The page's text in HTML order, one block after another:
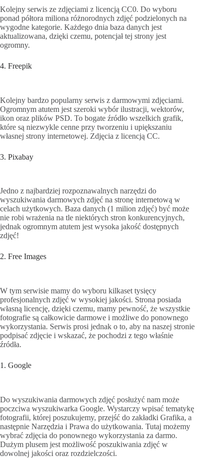
Kolejny serwis ze zdjęciami z licencją CC0. Do wyboru
ponad półtora miliona różnorodnych zdjęć podzielonych na
wygodne kategorie. Każdego dnia baza danych jest
aktualizowana, dzięki czemu, potencjał tej strony jest
ogromny.
4. Freepik
Kolejny bardzo popularny serwis z darmowymi zdjęciami.
Ogromnym atutem jest szeroki wybór ilustracji, wektorów,
ikon oraz plików PSD. To bogate źródło wszelkich grafik,
które są niezwykle cenne przy tworzeniu i upiększaniu
własnej strony internetowej. Zdjęcia z licencją CC.
3. Pixabay
Jedno z najbardziej rozpoznawalnych narzędzi do
wyszukiwania darmowych zdjęć na stronę internetową w
celach użytkowych. Baza danych (1 milion zdjęć) być może
nie robi wrażenia na tle niektórych stron konkurencyjnych,
jednak ogromnym atutem jest wysoka jakość dostępnych
zdjęć!
2. Free Images
W tym serwisie mamy do wyboru kilkaset tysięcy
profesjonalnych zdjęć w wysokiej jakości. Strona posiada
własną licencję, dzięki czemu, mamy pewność, że wszystkie
fotografie są całkowicie darmowe i możliwe do ponownego
wykorzystania. Serwis prosi jednak o to, aby na naszej stronie
podpisać zdjęcie i wskazać, że pochodzi z tego właśnie
źródła.
1. Google
Do wyszukiwania darmowych zdjęć posłużyć nam może
poczciwa wyszukiwarka Google. Wystarczy wpisać tematykę
fotografii, której poszukujemy, przejść do zakładki Grafika, a
następnie Narzędzia i Prawa do użytkowania. Tutaj możemy
wybrać zdjęcia do ponownego wykorzystania za darmo.
Dużym plusem jest możliwość poszukiwania zdjęć w
dowolnej jakości oraz rozdzielczości.